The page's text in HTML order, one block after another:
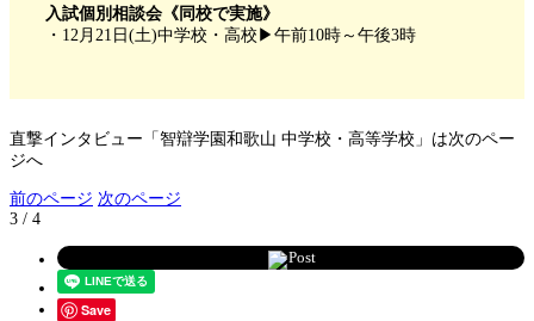
入試個別相談会《同校で実施》
・12月21日(土)中学校・高校▶午前10時～午後3時
直撃インタビュー「智辯学園和歌山 中学校・高等学校」は次のペー
ジへ
前のページ 次のページ
3 / 4
Post
Save